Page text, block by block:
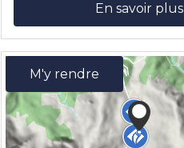
En savoir plus
M'y rendre